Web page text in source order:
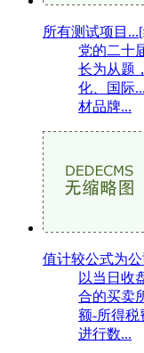
所有测试项目
党的二十
长为从题
化、国际
材品牌...
值计较公式为
以当日收
合的买卖
额-所得税
进行数...